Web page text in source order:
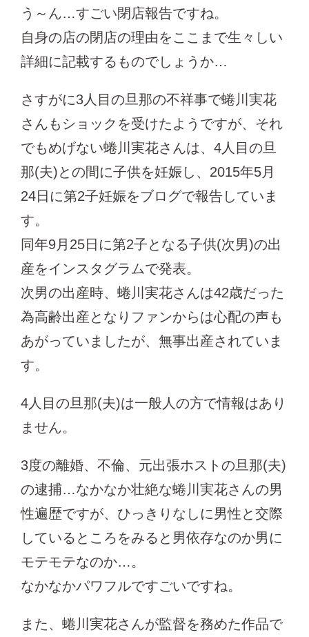
う～ん…すごい閉店報告ですね。
自身の店の閉店の理由をここまで生々しい
詳細に記載するものでしょうか…
さすがに3人目の旦那の不祥事で蜷川実花
さんもショックを受けたようですが、それ
でもめげない蜷川実花さんは、4人目の旦
那(夫)との間に子供を妊娠し、2015年5月
24日に第2子妊娠をブログで報告していま
す。
同年9月25日に第2子となる子供(次男)の出
産をインスタグラムで発表。
次男の出産時、蜷川実花さんは42歳だった
為高齢出産となりファンからは心配の声も
あがっていましたが、無事出産されていま
す。
4人目の旦那(夫)は一般人の方で情報はあり
ません。
3度の離婚、不倫、元出張ホストの旦那(夫)
の逮捕…なかなか壮絶な蜷川実花さんの男
性遍歴ですが、ひっきりなしに男性と交際
しているところをみると男依存なのか男に
モテモテなのか…。
なかなかパワフルですごいですね。
また、蜷川実花さんが監督を務めた作品で